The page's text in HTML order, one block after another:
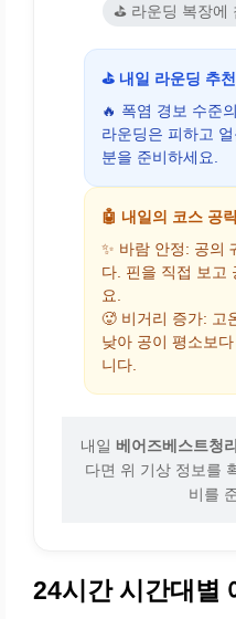
⛳ 라운딩 복장에
⛳ 내일 라운딩 추천
🔥 폭염 경보 수준
라운딩은 피하고
분을 준비하세요.
🤖 내일의 코스 공
✨ 바람 안정: 공의
다. 핀을 직접 보고
요.
🥵 비거리 증가: 고
낮아 공이 평소보
니다.
내일 베어즈베스트청
다면 위 기상 정보를
비를
24시간 시간대별